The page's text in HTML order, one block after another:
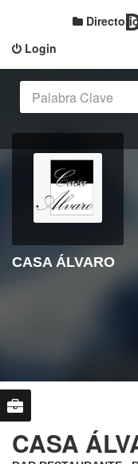
Login
CASA ÁLVARO
CASA